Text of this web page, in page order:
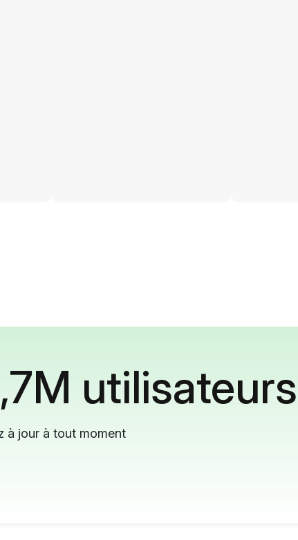
utilisateurs
à jour à tout moment